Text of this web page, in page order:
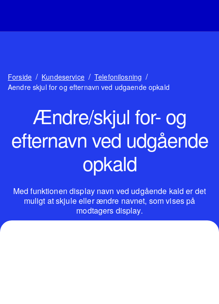
Forside / Kundeservice / Telefonilosning /
Aendre skjul for og efternavn ved udgaende opkald
Ændre/skjul for- og
efternavn ved udgående
opkald
Med funktionen display navn ved udgående kald er det
muligt at skjule eller ændre navnet, som vises på
modtagers display.